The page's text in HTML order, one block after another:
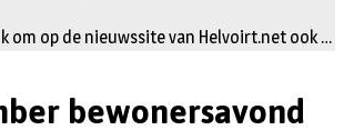
om op de nieuwssite van Helvoirt.net ook …
bewonersavond